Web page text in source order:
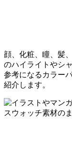
顔、化粧、瞳、髪
のハイライトやシ
参考になるカラー
紹介します。